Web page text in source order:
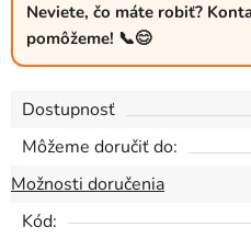
Neviete, čo máte robiť?
pomôžeme! 📞😊
Dostupnosť
Môžeme doručiť do:
Možnosti doručenia
Kód: